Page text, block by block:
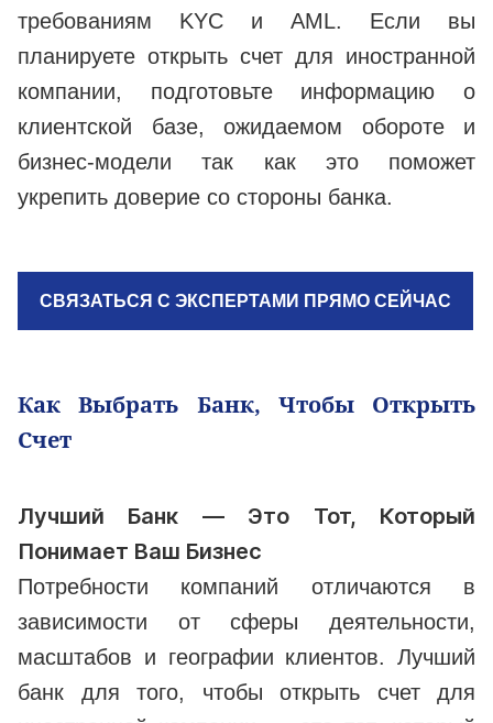
требованиям KYC и AML. Если вы
планируете открыть счет для иностранной
компании, подготовьте информацию о
клиентской базе, ожидаемом обороте и
бизнес-модели так как это поможет
укрепить доверие со стороны банка.
СВЯЗАТЬСЯ С ЭКСПЕРТАМИ ПРЯМО СЕЙЧАС
Как Выбрать Банк, Чтобы Открыть
Счет
Лучший Банк — Это Тот, Который
Понимает Ваш Бизнес
Потребности компаний отличаются в
зависимости от сферы деятельности,
масштабов и географии клиентов. Лучший
банк для того, чтобы открыть счет для